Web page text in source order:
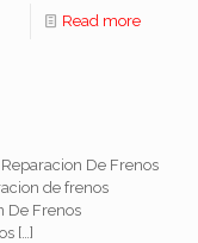
Read more
De Frenos
de frenos
De Frenos
[…]